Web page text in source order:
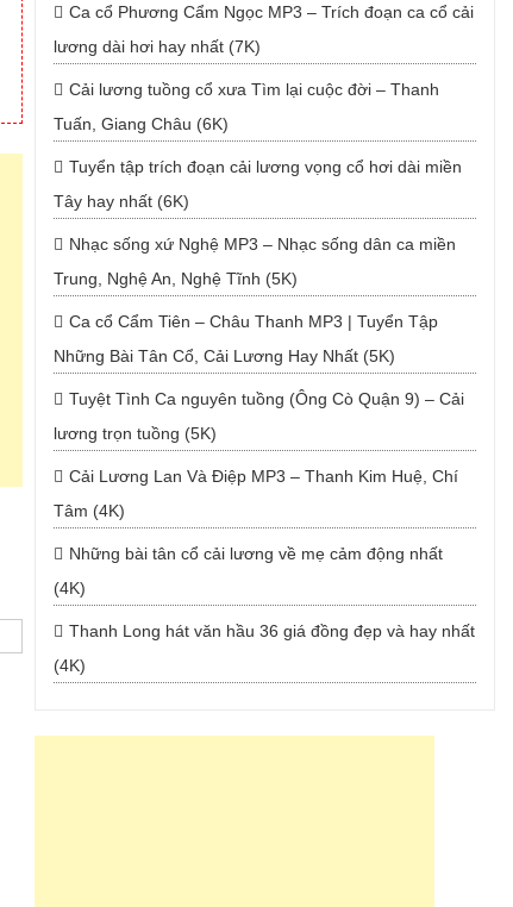
Ca cổ Phương Cẩm Ngọc MP3 – Trích đoạn ca cổ cải
lương dài hơi hay nhất (7K)
Cải lương tuồng cổ xưa Tìm lại cuộc đời – Thanh
Tuấn, Giang Châu (6K)
Tuyển tập trích đoạn cải lương vọng cổ hơi dài miền
Tây hay nhất (6K)
Nhạc sống xứ Nghệ MP3 – Nhạc sống dân ca miền
Trung, Nghệ An, Nghệ Tĩnh (5K)
Ca cổ Cẩm Tiên – Châu Thanh MP3 | Tuyển Tập
Những Bài Tân Cổ, Cải Lương Hay Nhất (5K)
Tuyệt Tình Ca nguyên tuồng (Ông Cò Quận 9) – Cải
lương trọn tuồng (5K)
Cải Lương Lan Và Điệp MP3 – Thanh Kim Huệ, Chí
Tâm (4K)
Những bài tân cổ cải lương về mẹ cảm động nhất
(4K)
Thanh Long hát văn hầu 36 giá đồng đẹp và hay nhất
(4K)